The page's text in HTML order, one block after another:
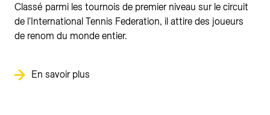
Classé parmi les tournois de premier niveau sur le circuit
de l'International Tennis Federation, il attire des joueurs
de renom du monde entier.
En savoir plus